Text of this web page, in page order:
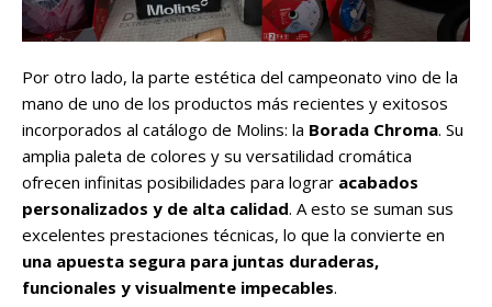
Por otro lado, la parte estética del campeonato vino de la
mano de uno de los productos más recientes y exitosos
incorporados al catálogo de Molins: la Borada Chroma. Su
amplia paleta de colores y su versatilidad cromática
ofrecen infinitas posibilidades para lograr acabados
personalizados y de alta calidad. A esto se suman sus
excelentes prestaciones técnicas, lo que la convierte en
una apuesta segura para juntas duraderas,
funcionales y visualmente impecables.